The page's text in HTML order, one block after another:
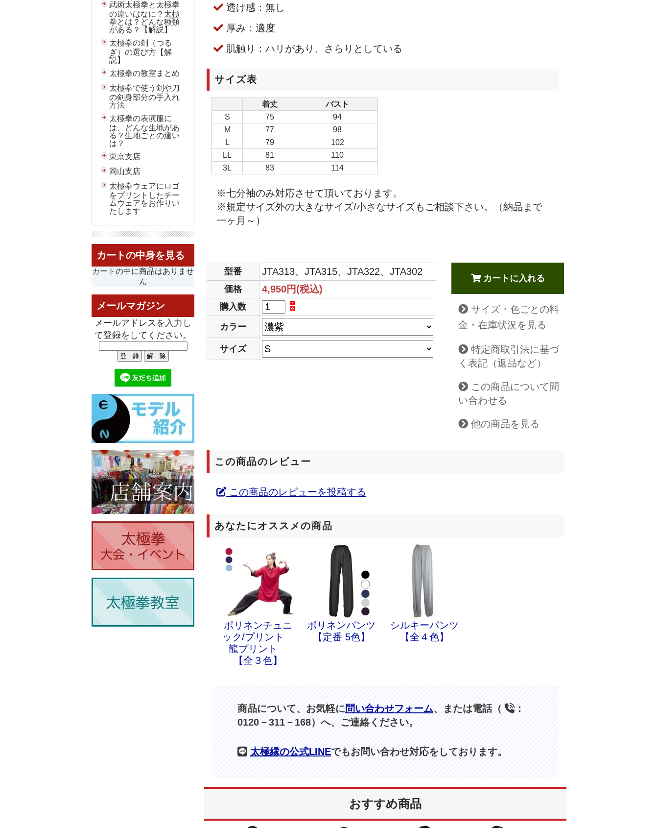
武術太極拳と太極拳
の違いはなに？太極
拳とは？どんな種類
がある？【解説】
太極拳の剣（つる
ぎ）の選び方【解
説】
太極拳の教室まとめ
太極拳で使う剣や刀
の剣身部分の手入れ
方法
太極拳の表演服に
は、どんな生地があ
る？生地ごとの違い
は？
東京支店
岡山支店
太極拳ウェアにロゴ
をプリントしたチー
ムウェアをお作りい
たします
カートの中身を見る
カートの中に商品はありませ
ん
メールマガジン
メールアドレスを入力し
て登録をしてください。
透け感：無し
厚み：適度
肌触り：ハリがあり、さらりとしている
サイズ表
着丈
バスト
S
75
94
M
77
98
L
79
102
LL
81
110
3L
83 114
※七分袖のみ対応させて頂いております。
※規定サイズ外の大きなサイズ/小さなサイズもご相談下さい。（納品まで
一ヶ月～）
型番 JTA313、JTA315、JTA322、JTA302
価格 4,950円(税込)
購入数
カラー
サイズ
カートに入れる
サイズ・色ごとの料
金・在庫状況を見る
特定商取引法に基づ
く表記（返品など）
この商品について問
い合わせる
他の商品を見る
この商品のレビュー
この商品のレビューを投稿する
あなたにオススメの商品
ポリネンチュニ
ック/プリント
龍プリント
【全３色】
ポリネンパンツ
【定番 5色】
シルキーパンツ
【全４色】
商品について、お気軽に問い合わせフォーム、または電話（
：
0120－311－168）へ、ご連絡ください。
太極縁の公式LINEでもお問い合わせ対応をしております。
おすすめ商品